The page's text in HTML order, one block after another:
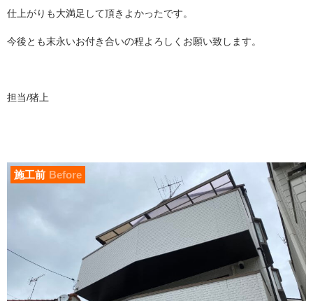
仕上がりも大満足して頂きよかったです。
今後とも末永いお付き合いの程よろしくお願い致します。
担当/猪上
施工前 Before